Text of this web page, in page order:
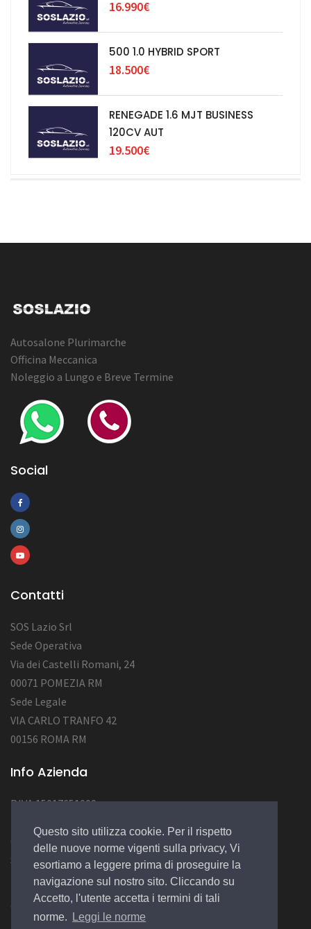
Questo sito utilizza cookie. Per il rispetto
delle nuove norme vigenti sulla privacy, Vi
esortiamo a leggere prima di proseguire la
navigazione sul nostro sito. Cliccando su
Accetto, l'utente accetta i termini di tali
norme.
Leggi le norme
16.990€
500 1.0 HYBRID SPORT
18.500€
RENEGADE 1.6 MJT BUSINESS
120CV AUT
19.500€
Autosalone Plurimarche
Officina Meccanica
Noleggio a Lungo e Breve Termine
Social
Contatti
SOS Lazio Srl
Sede Operativa
Via dei Castelli Romani, 24
00071 POMEZIA RM
Sede Legale
VIA CARLO TRANFO 42
00156 ROMA RM
Info Azienda
P.IVA 15017651009
Cap.Soc. : 50.000,00 EURO
Socio Unico
© 2022 Design byEGSoft